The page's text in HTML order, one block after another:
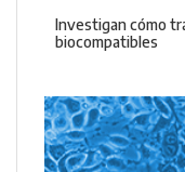
Investigan cómo
biocompatibles